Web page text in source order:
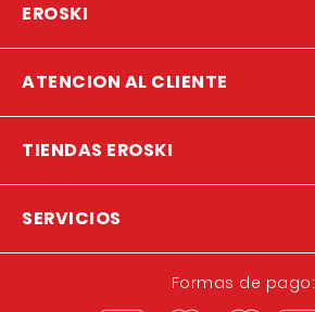
EROSKI
ATENCION AL CLIENTE
TIENDAS EROSKI
SERVICIOS
Formas de pago: